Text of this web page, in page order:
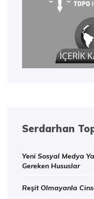
Serdarhan
Yeni Sosyal Medya
Gereken Hususlar
Reşit Olmayanla